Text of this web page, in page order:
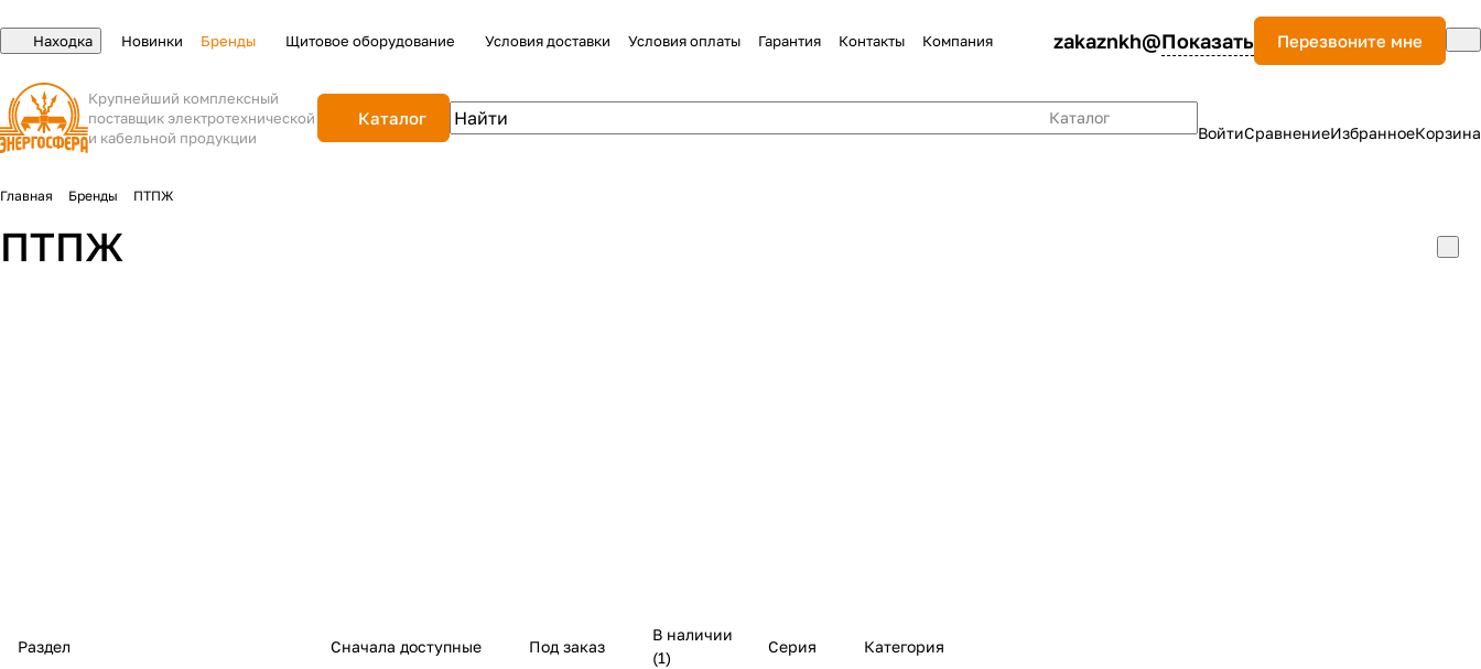
Находка Новинки Бренды Щитовое оборудование Условия доставки Условия оплаты Гарантия Контакты Компания zakaznkh@Показать Перезвоните мне
Крупнейший комплексный
поставщик электротехнической
и кабельной продукции
Каталог
Каталог
ВойтиСравнениеИзбранноеКорзина
Главная Бренды ПТПЖ
ПТПЖ
Раздел Сначала доступные Под заказ
В наличии
(1)
Серия Категория